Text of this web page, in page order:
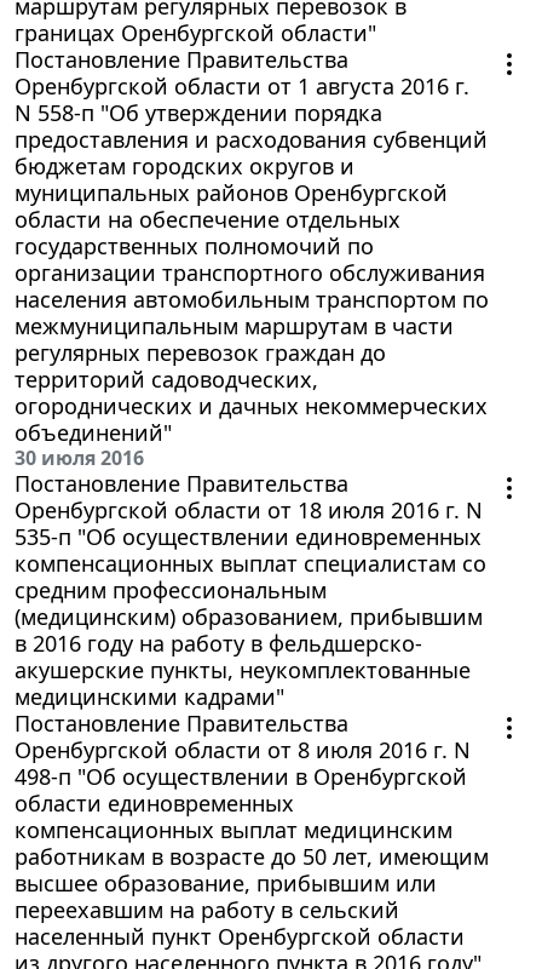
границах Оренбургской области"
Постановление Правительства
Оренбургской области от 1 августа 2016 г.
N 558-п "Об утверждении порядка
предоставления и расходования субвенций
бюджетам городских округов и
муниципальных районов Оренбургской
области на обеспечение отдельных
государственных полномочий по
организации транспортного обслуживания
населения автомобильным транспортом по
межмуниципальным маршрутам в части
регулярных перевозок граждан до
территорий садоводческих,
огороднических и дачных некоммерческих
объединений"
30 июля 2016
Постановление Правительства
Оренбургской области от 18 июля 2016 г. N
535-п "Об осуществлении единовременных
компенсационных выплат специалистам со
средним профессиональным
(медицинским) образованием, прибывшим
в 2016 году на работу в фельдшерско-
акушерские пункты, неукомплектованные
медицинскими кадрами"
Постановление Правительства
Оренбургской области от 8 июля 2016 г. N
498-п "Об осуществлении в Оренбургской
области единовременных
компенсационных выплат медицинским
работникам в возрасте до 50 лет, имеющим
высшее образование, прибывшим или
переехавшим на работу в сельский
населенный пункт Оренбургской области
из другого населенного пункта в 2016 году"